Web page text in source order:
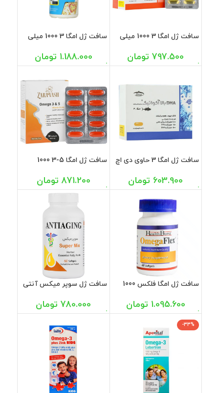
سافت ژل امگا 3 1000 میلی
797.500 تومان
سافت ژل امگا 3 1000 میلی
1.188.000 تومان
سافت ژل امگا 3 حاوی دی اچ
603.900 تومان
سافت ژل امگا 5-3 1000
871.200 تومان
سافت ژل امگا فلکس 1000
عددی1.095.600 تومان
سافت ژل سوپر میکس آنتی
780.000 تومان
-33%